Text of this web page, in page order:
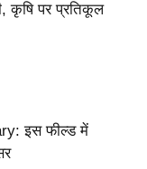
कृषि पर प्रतिकूल
इस फील्ड में